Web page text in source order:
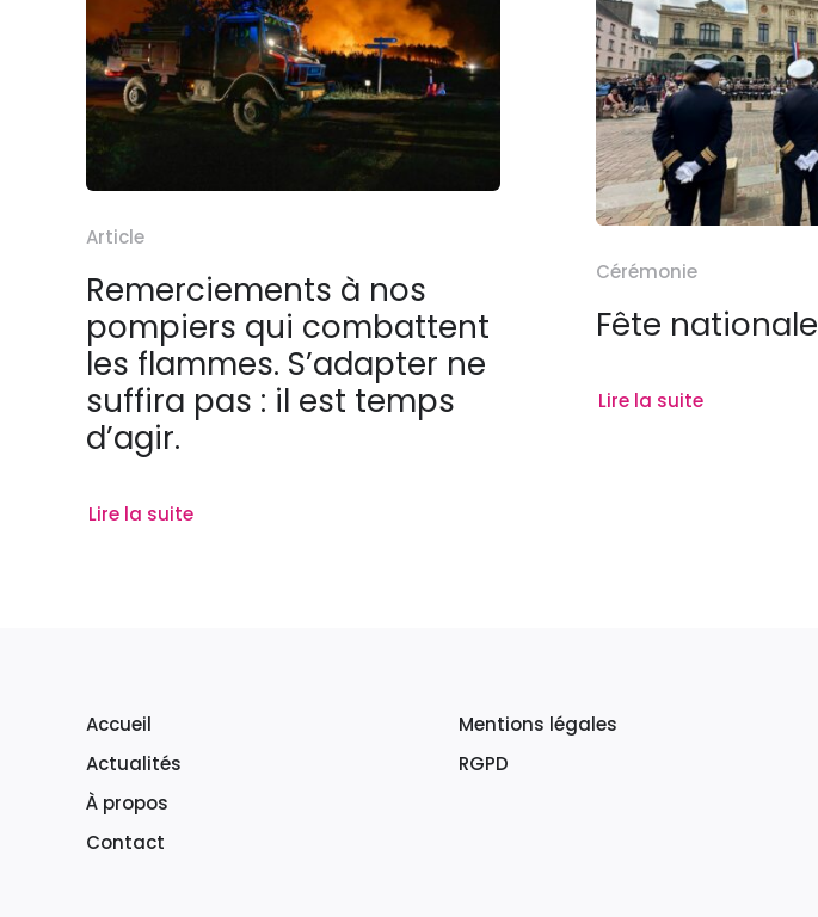
Article
Remerciements à nos
pompiers qui combattent
les flammes. S’adapter ne
suffira pas : il est temps
d’agir.
Lire la suite
Cérémonie
Fête nationale
Lire la suite
Accueil
Actualités
À propos
Contact
Mentions légales
RGPD